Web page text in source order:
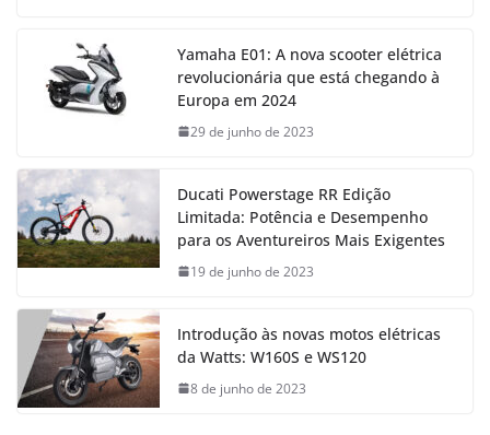
Yamaha E01: A nova scooter elétrica
revolucionária que está chegando à
Europa em 2024
29 de junho de 2023
Ducati Powerstage RR Edição
Limitada: Potência e Desempenho
para os Aventureiros Mais Exigentes
19 de junho de 2023
Introdução às novas motos elétricas
da Watts: W160S e WS120
8 de junho de 2023